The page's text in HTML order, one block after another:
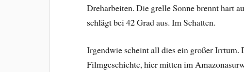
Dreharbeiten. Die grelle Sonne brennt hart
schlägt bei 42 Grad aus. Im Schatten.
Irgendwie scheint all dies ein großer Irrtum.
Filmgeschichte, hier mitten im